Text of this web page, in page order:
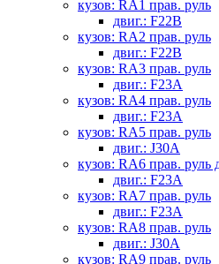
кузов: RA1 прав. руль
двиг.: F22B
кузов: RA2 прав. руль
двиг.: F22B
кузов: RA3 прав. руль
двиг.: F23A
кузов: RA4 прав. руль
двиг.: F23A
кузов: RA5 прав. руль
двиг.: J30A
кузов: RA6 прав. руль
двиг.: F23A
кузов: RA7 прав. руль
двиг.: F23A
кузов: RA8 прав. руль
двиг.: J30A
кузов: RA9 прав. руль